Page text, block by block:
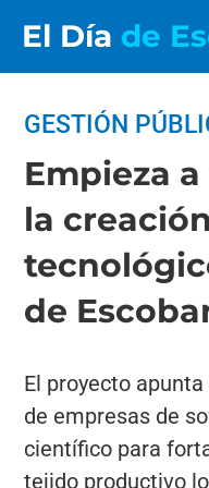
El Día de
GESTIÓN
Empieza
la
de
El proyecto
de empresas de
científico para
tejido productivo